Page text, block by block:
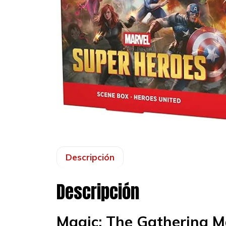
Descripción
Descripción
Magic: The Gathering